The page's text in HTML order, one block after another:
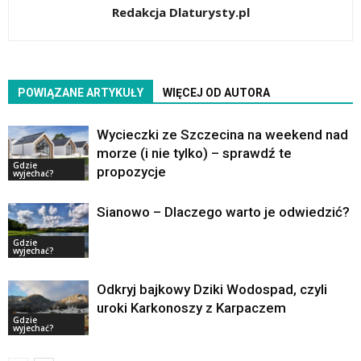
Redakcja Dlaturysty.pl
POWIĄZANE ARTYKUŁY WIĘCEJ OD AUTORA
Gdzie
wyjechać?
Wycieczki ze Szczecina na weekend nad
morze (i nie tylko) – sprawdź te
propozycje
Gdzie
wyjechać?
Sianowo – Dlaczego warto je odwiedzić?
Gdzie
wyjechać?
Odkryj bajkowy Dziki Wodospad, czyli
uroki Karkonoszy z Karpaczem